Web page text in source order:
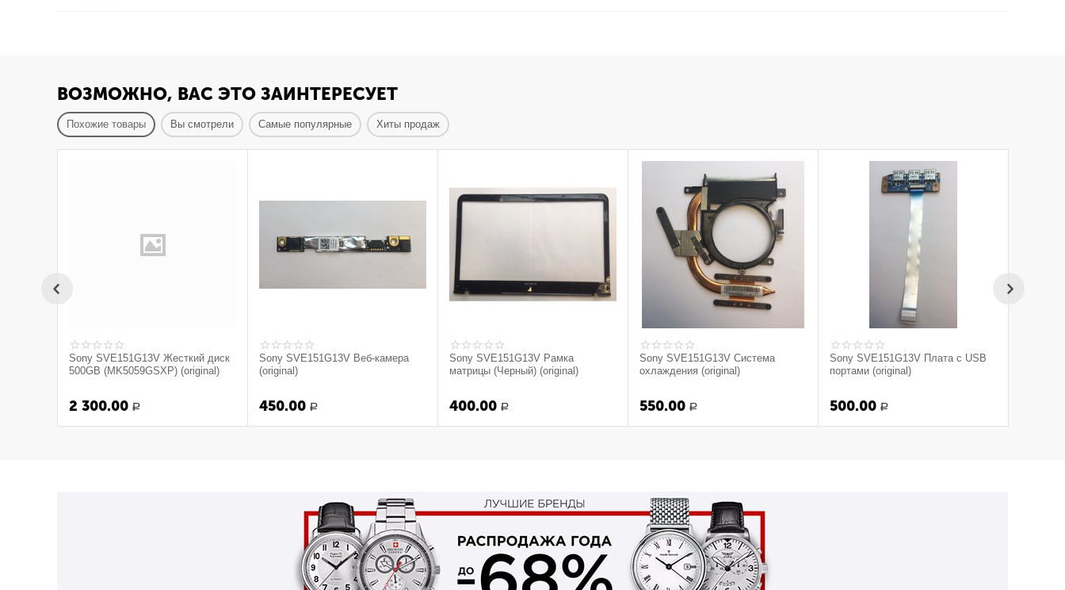
ВОЗМОЖНО, ВАС ЭТО ЗАИНТЕРЕСУЕТ
Похожие товары Вы смотрели Самые популярные Хиты продаж
Sony SVE151G13V Жесткий диск
500GB (MK5059GSXP) (original)
2 300.00 Р
Sony SVE151G13V Веб-камера
(original)
450.00 Р
Sony SVE151G13V Рамка
матрицы (Черный) (original)
400.00 Р
Sony SVE151G13V Система
охлаждения (original)
550.00 Р
Sony SVE151G13V Плата с USB
портами (original)
500.00 Р